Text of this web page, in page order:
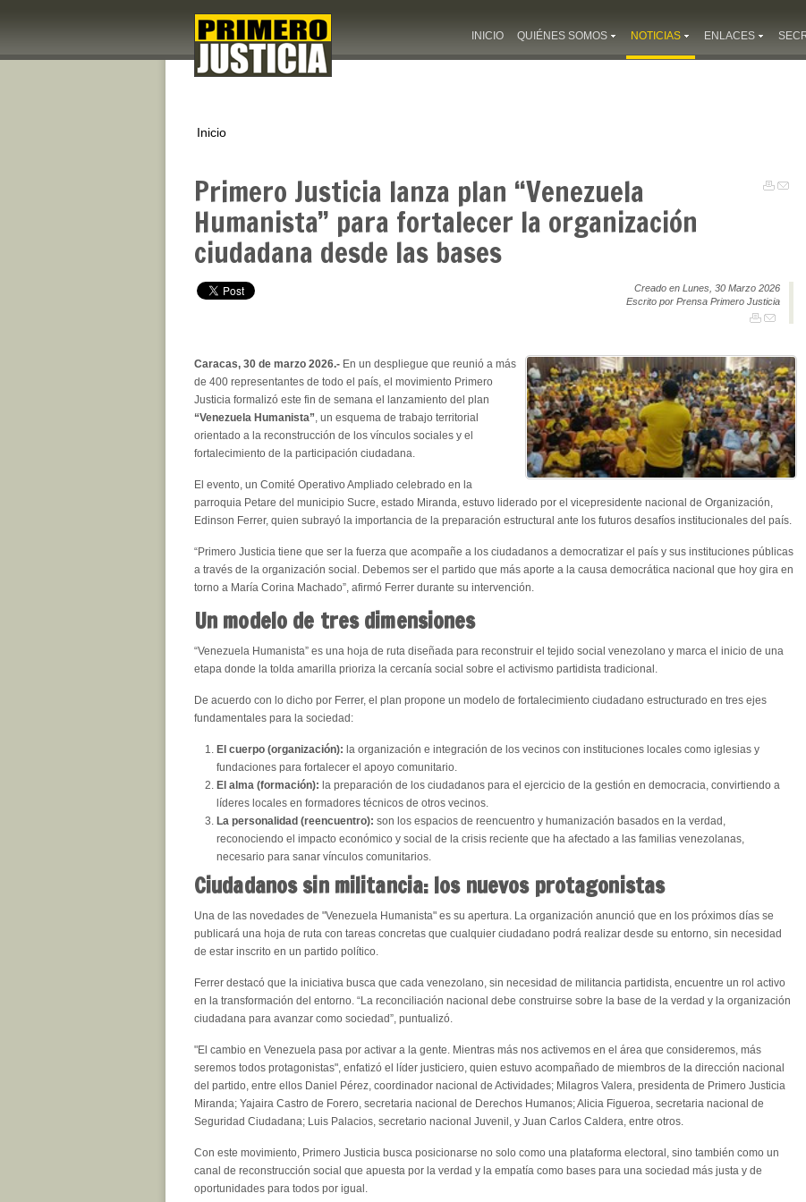
INICIO QUIÉNES SOMOS NOTICIAS ENLACES
Inicio
Primero Justicia lanza plan “Venezuela
Humanista” para fortalecer la organización
ciudadana desde las bases
Creado en Lunes, 30 Marzo 2026
Escrito por Prensa Primero Justicia
Caracas, 30 de marzo 2026.- En un despliegue que reunió a más
de 400 representantes de todo el país, el movimiento Primero
Justicia formalizó este fin de semana el lanzamiento del plan
“Venezuela Humanista” , un esquema de trabajo territorial
orientado a la reconstrucción de los vínculos sociales y el
fortalecimiento de la participación ciudadana.
El evento, un Comité Operativo Ampliado celebrado en la
parroquia Petare del municipio Sucre, estado Miranda, estuvo liderado por el vicepresidente nacional de Organización,
Edinson Ferrer, quien subrayó la importancia de la preparación estructural ante los futuros desafíos institucionales del país.
“Primero Justicia tiene que ser la fuerza que acompañe a los ciudadanos a democratizar el país y sus instituciones públicas
a través de la organización social. Debemos ser el partido que más aporte a la causa democrática nacional que hoy gira en
torno a María Corina Machado”, afirmó Ferrer durante su intervención.
Un modelo de tres dimensiones
“Venezuela Humanista” es una hoja de ruta diseñada para reconstruir el tejido social venezolano y marca el inicio de una
etapa donde la tolda amarilla prioriza la cercanía social sobre el activismo partidista tradicional.
De acuerdo con lo dicho por Ferrer, el plan propone un modelo de fortalecimiento ciudadano estructurado en tres ejes
fundamentales para la sociedad:
El cuerpo (organización): la organización e integración de los vecinos con instituciones locales como iglesias y
fundaciones para fortalecer el apoyo comunitario.
El alma (formación): la preparación de los ciudadanos para el ejercicio de la gestión en democracia, convirtiendo a
líderes locales en formadores técnicos de otros vecinos.
La personalidad (reencuentro): son los espacios de reencuentro y humanización basados en la verdad,
reconociendo el impacto económico y social de la crisis reciente que ha afectado a las familias venezolanas,
necesario para sanar vínculos comunitarios.
Ciudadanos sin militancia: los nuevos protagonistas
Una de las novedades de "Venezuela Humanista" es su apertura. La organización anunció que en los próximos días se
publicará una hoja de ruta con tareas concretas que cualquier ciudadano podrá realizar desde su entorno, sin necesidad
de estar inscrito en un partido político.
Ferrer destacó que la iniciativa busca que cada venezolano, sin necesidad de militancia partidista, encuentre un rol activo
en la transformación del entorno. “La reconciliación nacional debe construirse sobre la base de la verdad y la organización
ciudadana para avanzar como sociedad”, puntualizó.
"El cambio en Venezuela pasa por activar a la gente. Mientras más nos activemos en el área que consideremos, más
seremos todos protagonistas", enfatizó el líder justiciero, quien estuvo acompañado de miembros de la dirección nacional
del partido, entre ellos Daniel Pérez, coordinador nacional de Actividades; Milagros Valera, presidenta de Primero Justicia
Miranda; Yajaira Castro de Forero, secretaria nacional de Derechos Humanos; Alicia Figueroa, secretaria nacional de
Seguridad Ciudadana; Luis Palacios, secretario nacional Juvenil, y Juan Carlos Caldera, entre otros.
Con este movimiento, Primero Justicia busca posicionarse no solo como una plataforma electoral, sino también como un
canal de reconstrucción social que apuesta por la verdad y la empatía como bases para una sociedad más justa y de
oportunidades para todos por igual.